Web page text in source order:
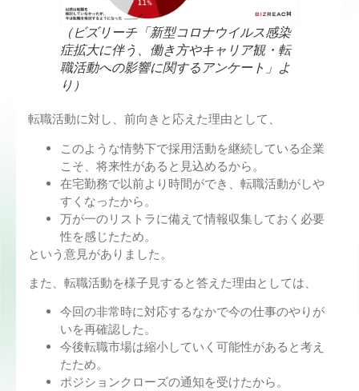
（ビズリーチ「新型コロナウイルス感染
症拡大に伴う、働き方やキャリア観・転
職活動への影響に関するアンケート」よ
り）
転職活動に対し、前向きと応えた理由として、
このような情勢下で採用活動を継続している企業
こそ、将来性があると見込めるから。
在宅勤務で以前より時間ができ、転職活動がしや
すくなったから。
万が一のリストラに備えて情報収集しておく必要
性を感じたため。
という意見がありました。
また、転職活動を様子見すると答えた理由としては、
今回の非常時に対応するなかで今の仕事のやりが
いを再確認した。
今後転職市場は縮小していく可能性があると考え
たため。
ポジションクローズの通知を受けたから。